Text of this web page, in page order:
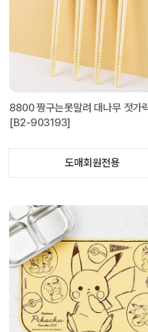
8800 짱구는못말려 대나무 젓가
[B2-903193]
도매회원전용